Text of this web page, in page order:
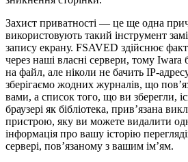
Захист приватності — це ще одна
використовують такий інструмент
запису екрану. FSAVED здійснює
через наші власні сервери, тому
на файл, але ніколи не бачить IP-
зберігаємо жодних журналів, що
вами, а список того, що ви зберегли,
браузері як бібліотека, прив’язана
пристрою, яку ви можете видалити
інформація про вашу історію
сервері, пов’язаному з вашим ім’ям.